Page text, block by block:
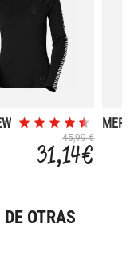
45,99 €
31,14 €
OTRAS